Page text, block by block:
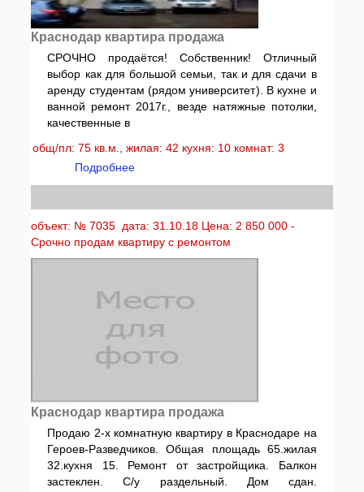
Краснодар квартира продажа
СРОЧНО продаётся! Собственник! Отличный
выбор как для большой семьи, так и для сдачи в
аренду студентам (рядом университет). В кухне и
ванной ремонт 2017г., везде натяжные потолки,
качественные в
общ/пл: 75 кв.м., жилая: 42 кухня: 10 комнат: 3
Подробнее
объект: № 7035 дата: 31.10.18 Цена: 2 850 000 -
Срочно продам квартиру с ремонтом
Краснодар квартира продажа
Продаю 2-х комнатную квартиру в Краснодаре на
Героев-Разведчиков. Общая площадь 65.жилая
32.кухня 15. Ремонт от застройщика. Балкон
застеклен. С/у раздельный. Дом сдан.